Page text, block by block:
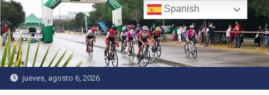
Saltar
al
contenido
jueves, agosto 6, 2026
Spanish